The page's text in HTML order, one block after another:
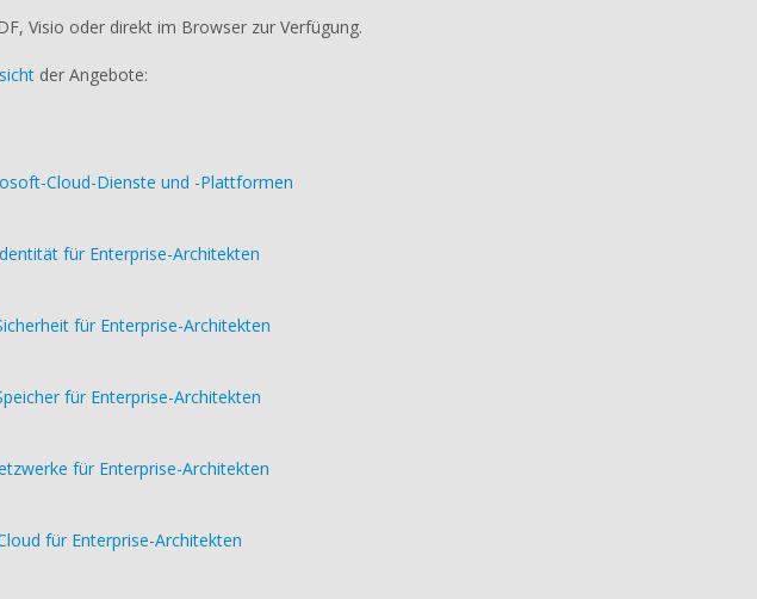
IT-
von
Visio oder direkt im Browser zur Verfügung.
der Angebote:
Cloud-Dienste und -Plattformen
für Enterprise-Architekten
für Enterprise-Architekten
für Enterprise-Architekten
für Enterprise-Architekten
für Enterprise-Architekten